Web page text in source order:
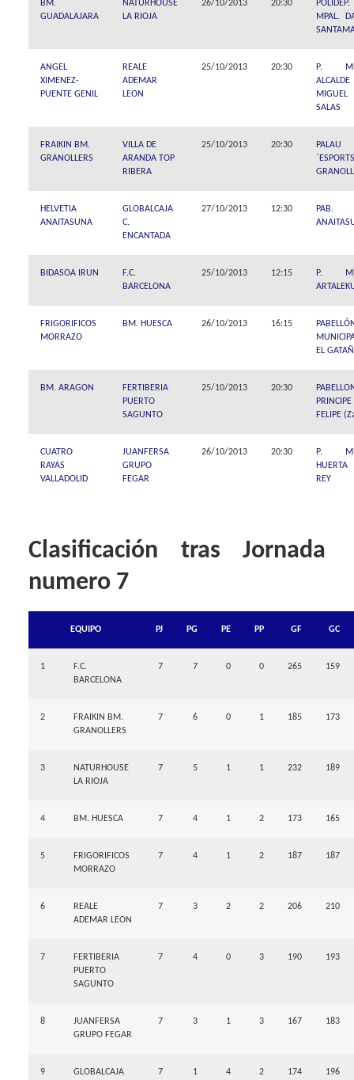
BM.
GUADALAJARA
NATURHOUSE
LA RIOJA
26/10/2013 20:30
POLIDEP.
MPAL.
ANGEL
XIMENEZ-
PUENTE GENIL
REALE
ADEMAR
LEON
25/10/2013 20:30
P.
ALCALDE
MIGUEL
SALAS
FRAIKIN BM.
GRANOLLERS
VILLA DE
ARANDA TOP
RIBERA
25/10/2013 20:30
HELVETIA
ANAITASUNA
GLOBALCAJA
C.
ENCANTADA
27/10/2013 12:30
PAB.
BIDASOA IRUN
F.C.
BARCELONA
25/10/2013 12:15
P.
FRIGORIFICOS
MORRAZO
BM. HUESCA 26/10/2013 16:15
EL
BM. ARAGON
FERTIBERIA
PUERTO
SAGUNTO
25/10/2013 20:30
PRINCIPE
FELIPE
CUATRO
RAYAS
VALLADOLID
JUANFERSA
GRUPO
FEGAR
26/10/2013 20:30
P.
HUERTA
REY
Clasificación tras Jornada
numero 7
EQUIPO PJ PG PE PP GF GC
1
F.C.
BARCELONA
7 7 0 0 265 159
2
FRAIKIN BM.
GRANOLLERS
7 6 0 1 185 173
3
NATURHOUSE
LA RIOJA
7 5 1 1 232 189
4 BM. HUESCA 7 4 1 2 173 165
5
FRIGORIFICOS
MORRAZO
7 4 1 2 187 187
6
REALE
ADEMAR LEON
7 3 2 2 206 210
7
FERTIBERIA
PUERTO
SAGUNTO
7 4 0 3 190 193
8
JUANFERSA
GRUPO FEGAR
7 3 1 3 167 183
9
GLOBALCAJA
7 1 4 2 174 196